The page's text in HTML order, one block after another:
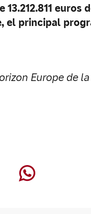
euros
el principal
Europe de